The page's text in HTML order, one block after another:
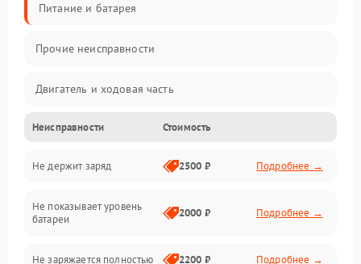
Питание и батарея
Прочие неисправности
Двигатель и ходовая часть
Тормоза и безопасность
Подвеска и колеса
Электроника и управление
Неисправности Стоимость
Не держит заряд 2500 ₽ Подробнее →
Не показывает уровень
батареи
2000 ₽ Подробнее →
Не заряжается полностью 2200 ₽ Подробнее →